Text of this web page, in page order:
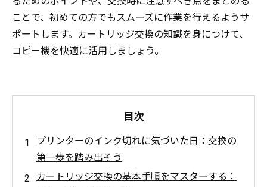
ことで、初めての方でもスムーズに作業を行えるようサ
ポートします。カートリッジ交換の知識を身につけて、
コピー機を快適に活用しましょう。
目次
プリンターのインク切れに気づいた日：交換の
第一歩を踏み出そう
カートリッジ交換の基本手順をマスターする：